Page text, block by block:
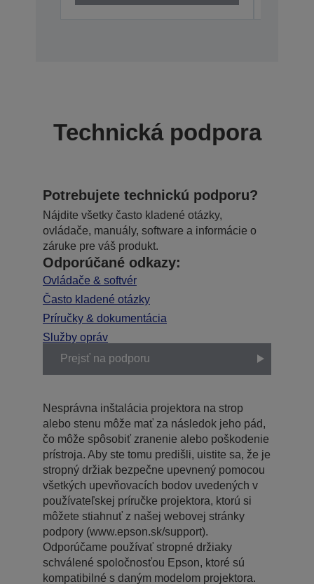
Technická podpora
Potrebujete technickú podporu?
Nájdite všetky často kladené otázky,
ovládače, manuály, software a informácie o
záruke pre váš produkt.
Odporúčané odkazy:
Ovládače & softvér
Často kladené otázky
Príručky & dokumentácia
Služby opráv
Prejsť na podporu
Nesprávna inštalácia projektora na strop
alebo stenu môže mať za následok jeho pád,
čo môže spôsobiť zranenie alebo poškodenie
prístroja. Aby ste tomu predišli, uistite sa, že je
stropný držiak bezpečne upevnený pomocou
všetkých upevňovacích bodov uvedených v
používateľskej príručke projektora, ktorú si
môžete stiahnuť z našej webovej stránky
podpory (www.epson.sk/support).
Odporúčame používať stropné držiaky
schválené spoločnosťou Epson, ktoré sú
kompatibilné s daným modelom projektora.